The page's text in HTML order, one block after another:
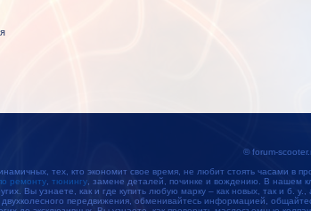
© forum-
тех, кто экономит свое время, не любит стоять часами
ремонту, тюнингу, замене деталей, починке и вождению. В нашем
Вы узнаете, как и где купить любую марку – как новых, так и б.
передвижения, обменивайтесь информацией,